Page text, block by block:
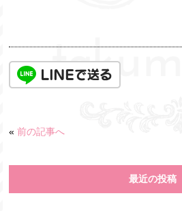
«前の記事へ
最近の投稿